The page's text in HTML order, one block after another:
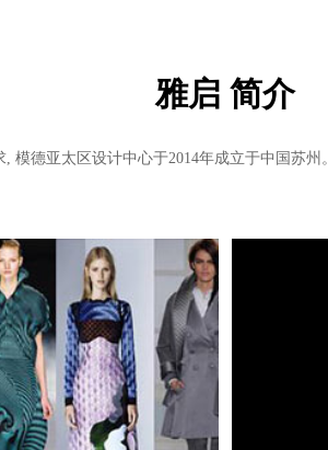
雅启 简介
模德亚太区设计中心于2014年成立于中国苏州